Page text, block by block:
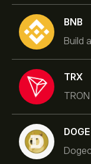
BNB
Build
TRX
TRON
DOGE